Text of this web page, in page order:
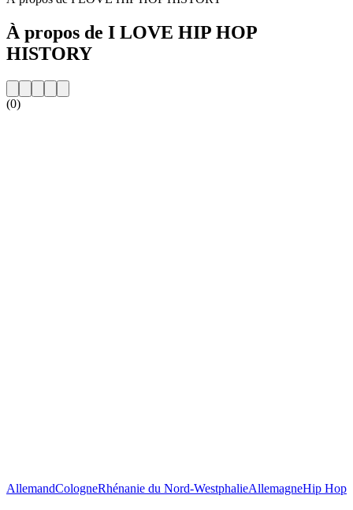
À propos de I LOVE HIP HOP
HISTORY
(0)
AllemandCologneRhénanie du Nord-WestphalieAllemagneHip Hop